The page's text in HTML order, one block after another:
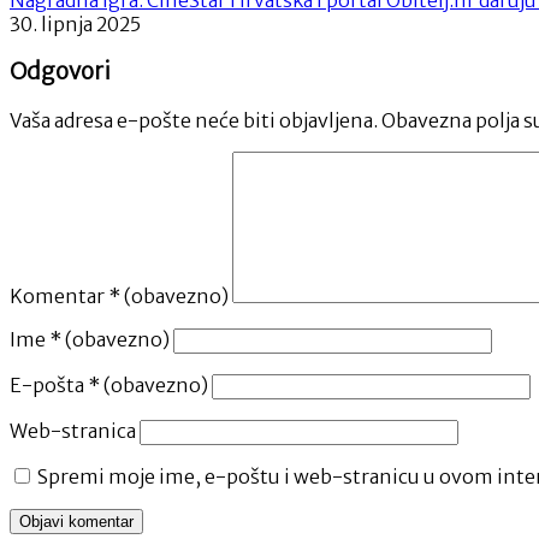
30. lipnja 2025
Odgovori
Vaša adresa e-pošte neće biti objavljena. Obavezna polja
Komentar * (obavezno)
Ime * (obavezno)
E-pošta * (obavezno)
Web-stranica
Spremi moje ime, e-poštu i web-stranicu u ovom